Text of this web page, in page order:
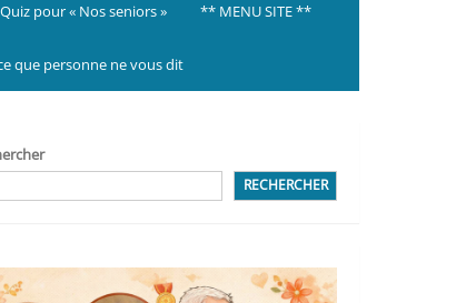
Quiz pour « Nos seniors » ** MENU SITE **
que personne ne vous dit
RECHERCHER